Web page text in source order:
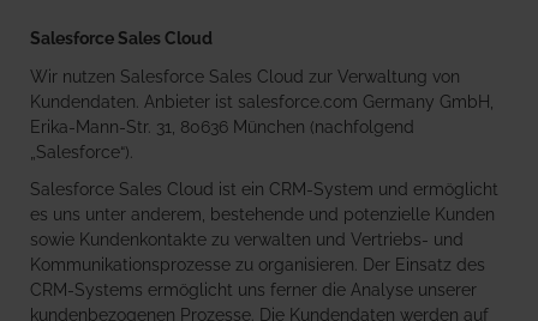
Salesforce Sales Cloud
Wir nutzen Salesforce Sales Cloud zur Verwaltung von
Kundendaten. Anbieter ist salesforce.com Germany GmbH,
Erika-Mann-Str. 31, 80636 München (nachfolgend
„Salesforce“).
Salesforce Sales Cloud ist ein CRM-System und ermöglicht
es uns unter anderem, bestehende und potenzielle Kunden
sowie Kundenkontakte zu verwalten und Vertriebs- und
Kommunikationsprozesse zu organisieren. Der Einsatz des
CRM-Systems ermöglicht uns ferner die Analyse unserer
kundenbezogenen Prozesse. Die Kundendaten werden auf